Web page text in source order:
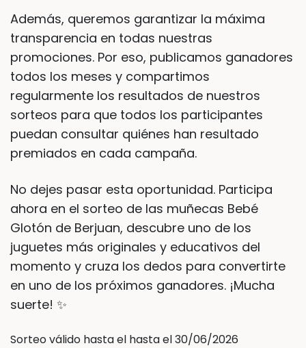
Además, queremos garantizar la máxima
transparencia en todas nuestras
promociones. Por eso, publicamos ganadores
todos los meses y compartimos
regularmente los resultados de nuestros
sorteos para que todos los participantes
puedan consultar quiénes han resultado
premiados en cada campaña.
No dejes pasar esta oportunidad. Participa
ahora en el sorteo de las muñecas Bebé
Glotón de Berjuan, descubre uno de los
juguetes más originales y educativos del
momento y cruza los dedos para convertirte
en uno de los próximos ganadores. ¡Mucha
suerte! ✨
Sorteo válido hasta el hasta el 30/06/2026